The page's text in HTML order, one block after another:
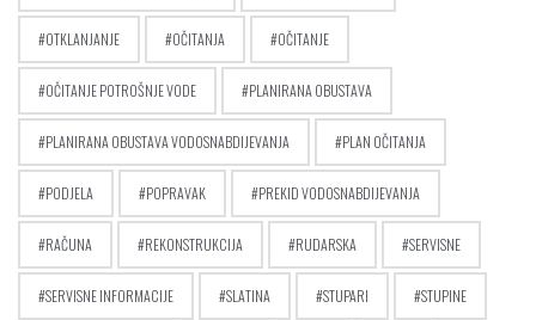
OTKLANJANJE OČITANJA OČITANJE
OČITANJE POTROŠNJE VODE PLANIRANA OBUSTAVA
PLANIRANA OBUSTAVA VODOSNABDIJEVANJA PLAN OČITANJA
PODJELA POPRAVAK PREKID VODOSNABDIJEVANJA
RAČUNA REKONSTRUKCIJA RUDARSKA SERVISNE
SERVISNE INFORMACIJE SLATINA STUPARI STUPINE